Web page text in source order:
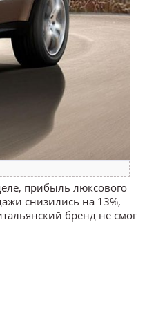
прибыль люксового
снизились на 13%,
бренд не смог